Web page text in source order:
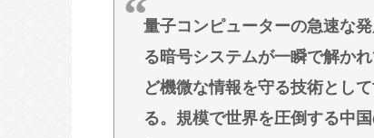
し」
い？
量子コンピューターの急速な
る暗号システムが一瞬で解か
ど機微な情報を守る技術とし
る。規模で世界を圧倒する中